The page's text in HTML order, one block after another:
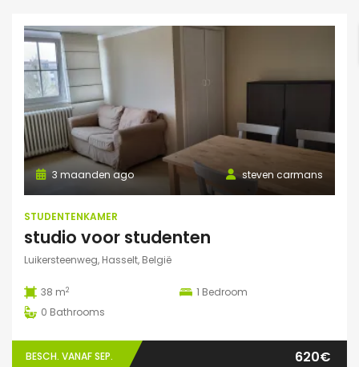
steven carmans
3 maanden ago
STUDENTENKAMER
studio voor studenten
Luikersteenweg, Hasselt, België
38 m2 1 Bedroom
0 Bathrooms
BESCH. VANAF SEP. 620€